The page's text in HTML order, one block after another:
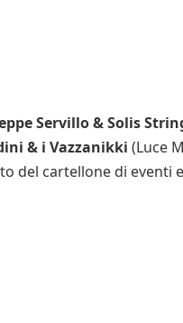
Servillo & Solis
& i Vazzanikki (Luce
del cartellone di eventi